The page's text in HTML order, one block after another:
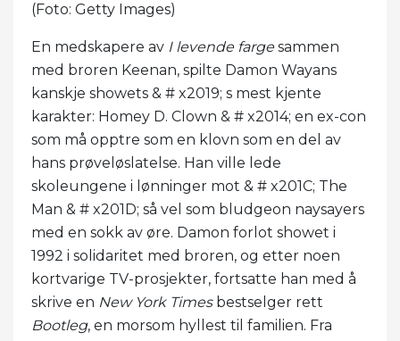
(Foto: Getty Images)
En medskapere av I levende fargesammen
med broren Keenan, spilte Damon Wayans
kanskje showets & # x2019; s mest kjente
karakter: Homey D. Clown & # x2014; en ex-con
som må opptre som en klovn som en del av
hans prøveløslatelse. Han ville lede
skoleungene i lønninger mot & # x201C; The
Man & # x201D; så vel som bludgeon naysayers
med en sokk av øre. Damon forlot showet i
1992 i solidaritet med broren, og etter noen
kortvarige TV-prosjekter, fortsatte han med å
skrive en New York Times bestselger rett
Bootleg, en morsom hyllest til familien. Fra